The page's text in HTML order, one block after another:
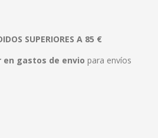
opciones
se
SUPERIORES A 85 €
en gastos de envio para envíos